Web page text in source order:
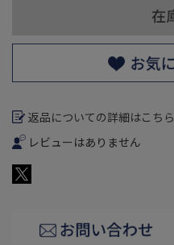
返品についての詳細はこちら
レビューはありません